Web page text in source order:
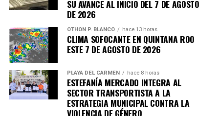
Recibe las noticias al instante
Únete al canal oficial de WhatsApp de
Quinto Podery recibe las noticias más
importantes de Quintana Roo directamente
en tu teléfono.
SU AVANCE AL INICIO DEL 7 DE AGOSTO
DE 2026
OTHON P. BLANCO hace 13 horas
CLIMA SOFOCANTE EN QUINTANA ROO
ESTE 7 DE AGOSTO DE 2026
PLAYA DEL CARMEN hace 8 horas
ESTEFANÍA MERCADO INTEGRA AL
SECTOR TRANSPORTISTA A LA
ESTRATEGIA MUNICIPAL CONTRA LA
VIOLENCIA DE GÉNERO